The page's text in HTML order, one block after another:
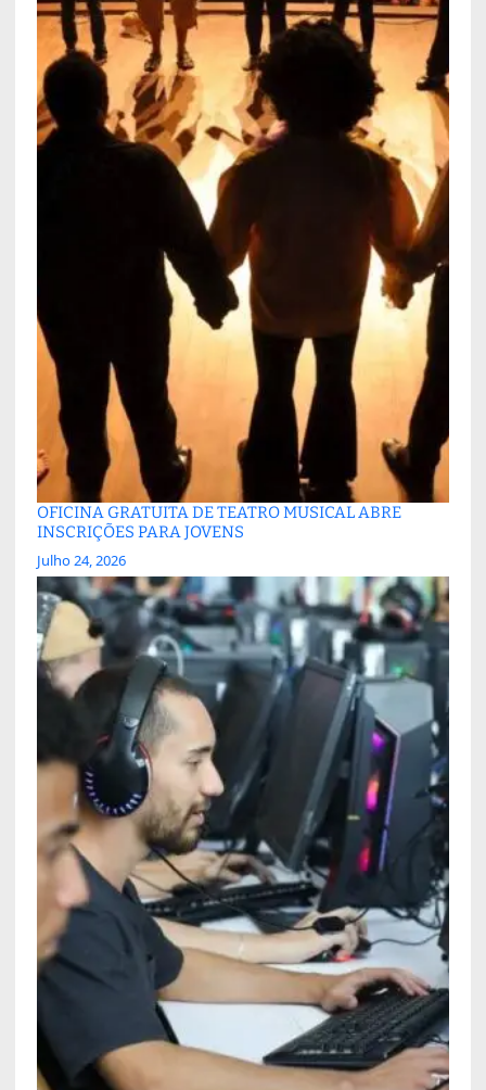
OFICINA GRATUITA DE TEATRO MUSICAL ABRE
INSCRIÇÕES PARA JOVENS
Julho 24, 2026